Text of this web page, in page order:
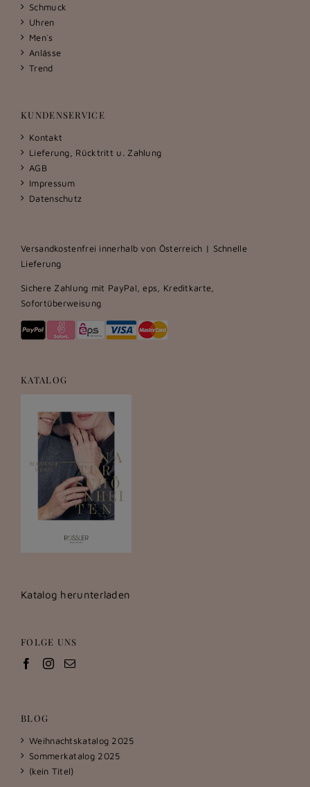
Schmuck
Uhren
Men´s
Anlässe
Trend
KUNDENSERVICE
Kontakt
Lieferung, Rücktritt u. Zahlung
AGB
Impressum
Datenschutz
Versandkostenfrei innerhalb von Österreich | Schnelle
Lieferung
Sichere Zahlung mit PayPal, eps, Kreditkarte,
Sofortüberweisung
KATALOG
Katalog herunterladen
FOLGE UNS
BLOG
Weihnachtskatalog 2025
Sommerkatalog 2025
(kein Titel)